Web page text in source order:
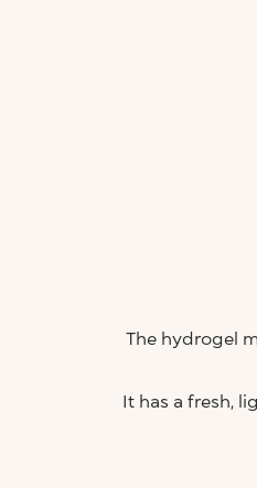
-The hydrogel
-It has a fresh,